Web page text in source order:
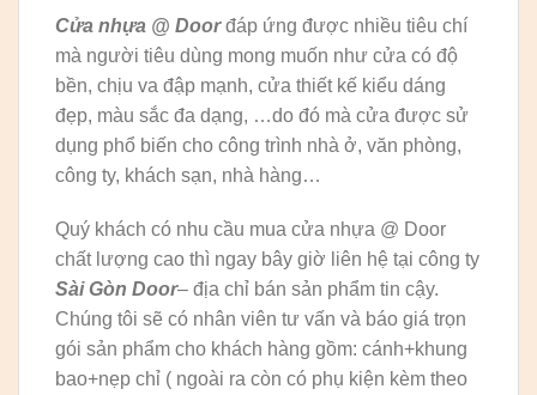
Cửa nhựa @ Door đáp ứng được nhiều tiêu chí
mà người tiêu dùng mong muốn như cửa có độ
bền, chịu va đập mạnh, cửa thiết kế kiểu dáng
đẹp, màu sắc đa dạng, …do đó mà cửa được sử
dụng phổ biến cho công trình nhà ở, văn phòng,
công ty, khách sạn, nhà hàng…
Quý khách có nhu cầu mua cửa nhựa @ Door
chất lượng cao thì ngay bây giờ liên hệ tại công ty
Sài Gòn Door– địa chỉ bán sản phẩm tin cậy.
Chúng tôi sẽ có nhân viên tư vấn và báo giá trọn
gói sản phẩm cho khách hàng gồm: cánh+khung
bao+nẹp chỉ ( ngoài ra còn có phụ kiện kèm theo